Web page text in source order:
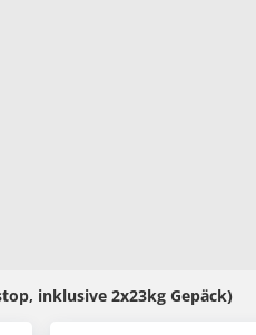
inklusive 2x23kg Gepäck)